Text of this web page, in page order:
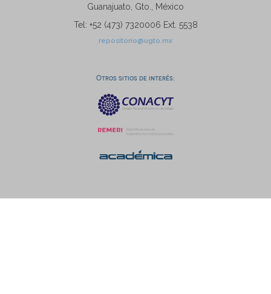
Guanajuato, Gto., México
Tel: +52 (473) 7320006 Ext. 5538
repositorio@ugto.mx
Otros sitios de interés: